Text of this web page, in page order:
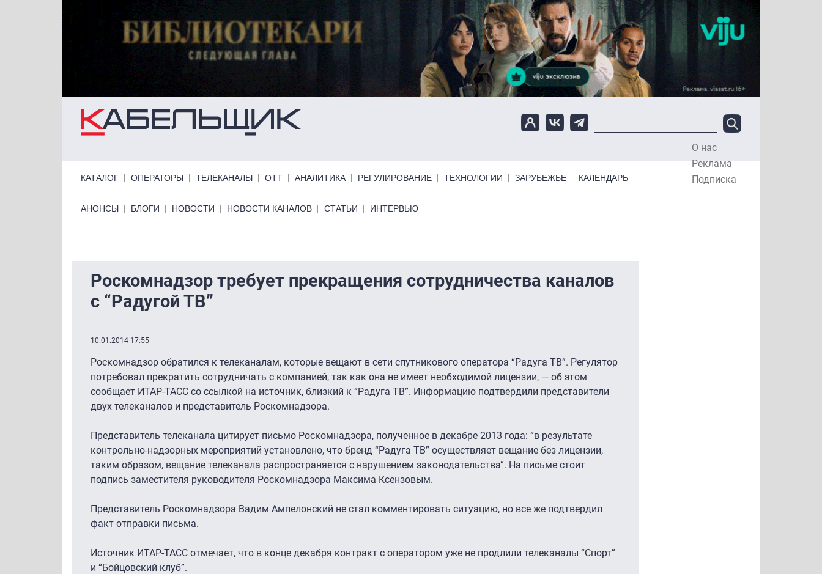
О нас
Реклама
Подписка
КАТАЛОГ ОПЕРАТОРЫ ТЕЛЕКАНАЛЫ ОТТ АНАЛИТИКА РЕГУЛИРОВАНИЕ ТЕХНОЛОГИИ ЗАРУБЕЖЬЕ КАЛЕНДАРЬ
Primary links bottom
АНОНСЫ БЛОГИ НОВОСТИ НОВОСТИ КАНАЛОВ СТАТЬИ ИНТЕРВЬЮ
Роскомнадзор требует прекращения сотрудничества каналов
с “Радугой ТВ”
10.01.2014 17:55
Роскомнадзор обратился к телеканалам, которые вещают в сети спутникового оператора “Радуга ТВ”. Регулятор
потребовал прекратить сотрудничать с компанией, так как она не имеет необходимой лицензии, — об этом
сообщает ИТАР-ТАСС со ссылкой на источник, близкий к “Радуга ТВ”. Информацию подтвердили представители
двух телеканалов и представитель Роскомнадзора.
Представитель телеканала цитирует письмо Роскомнадзора, полученное в декабре 2013 года: “в результате
контрольно-надзорных мероприятий установлено, что бренд “Радуга ТВ” осуществляет вещание без лицензии,
таким образом, вещание телеканала распространяется с нарушением законодательства”. На письме стоит
подпись заместителя руководителя Роскомнадзора Максима Ксензовым.
Представитель Роскомнадзора Вадим Ампелонский не стал комментировать ситуацию, но все же подтвердил
факт отправки письма.
Источник ИТАР-ТАСС отмечает, что в конце декабря контракт с оператором уже не продлили телеканалы “Спорт”
и “Бойцовский клуб”.